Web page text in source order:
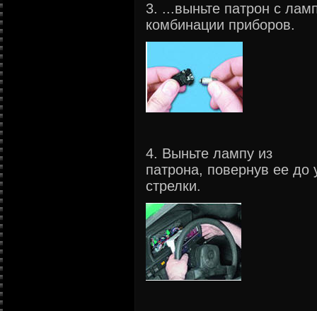
3. ...выньте патрон с
комбинации приборов.
4. Выньте лампу из
патрона, повернув ее до
стрелки.